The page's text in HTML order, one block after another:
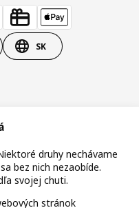
SK
od zmluvy (služby)
druhy nechávame
bez nich nezaobíde.
svojej chuti.
stránok